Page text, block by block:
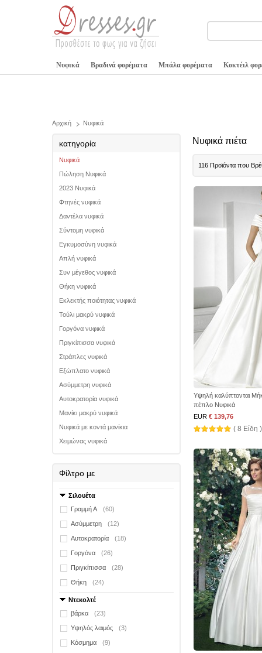
Νυφικά Βραδινά φορέματα Μπάλα φορέματα Κοκτέιλ
Αρχική Νυφικά
κατηγορία
Νυφικά
Πώληση Νυφικά
2023 Νυφικά
Φτηνές νυφικά
Δαντέλα νυφικά
Σύντομη νυφικά
Εγκυμοσύνη νυφικά
Απλή νυφικά
Συν μέγεθος νυφικά
Θήκη νυφικά
Εκλεκτής ποιότητας νυφικά
Τούλι μακρύ νυφικά
Γοργόνα νυφικά
Πριγκίπισσα νυφικά
Στράπλες νυφικά
Εξώπλατο νυφικά
Ασύμμετρη νυφικά
Αυτοκρατορία νυφικά
Μανίκι μακρύ νυφικά
Νυφικά με κοντά μανίκια
Χειμώνας νυφικά
Φίλτρο με
Σιλουέτα
Γραμμή Α
(60)
Ασύμμετρη (12)
Αυτοκρατορία (18)
Γοργόνα (26)
Πριγκίπισσα (28)
Θήκη (24)
Ντεκολτέ
βάρκα
(23)
Υψηλός λαιμός (3)
Κόσμημα (9)
Νυφικά πιέτα
116 Προϊόντα που
Υψηλή καλύπτονται
πέπλο Νυφικά
EUR € 139,76
( 8 Είδη )